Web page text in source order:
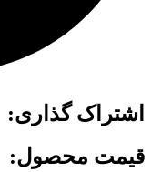
اشتراک گذاری:
قیمت محصول: